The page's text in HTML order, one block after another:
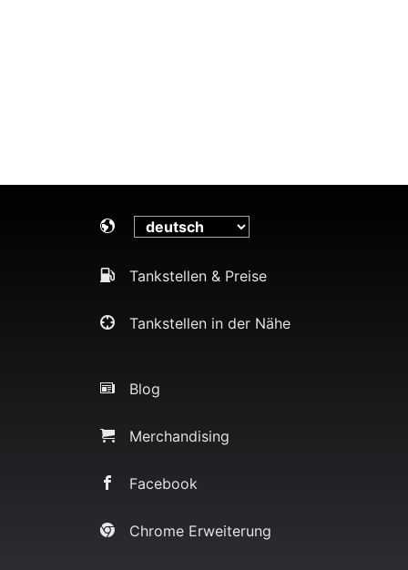
Tankstellen & Preise
Tankstellen in der Nähe
Blog
Merchandising
Facebook
Chrome Erweiterung